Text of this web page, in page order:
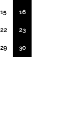
15 16
22 23
29 30